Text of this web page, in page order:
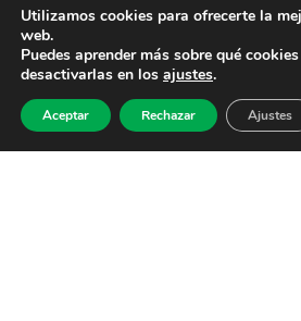
Utilizamos cookies para ofrecerte la
web.
Puedes aprender más sobre qué
desactivarlas en los ajustes.
Aceptar Rechazar Ajustes